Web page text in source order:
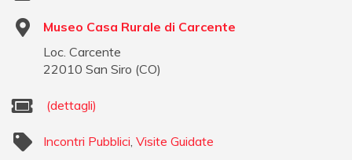
Museo Casa Rurale di Carcente
Loc. Carcente
22010 San Siro (CO)
(dettagli)
Incontri Pubblici Visite Guidate